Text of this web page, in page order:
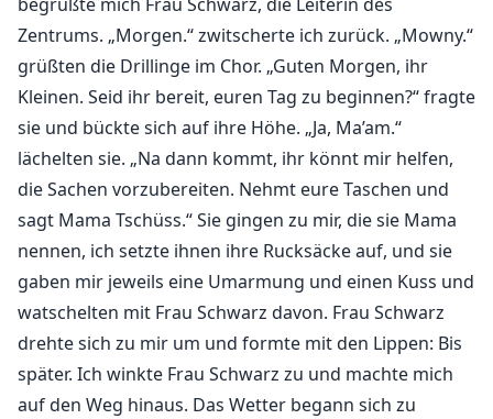
Zentrums. „Morgen.“ zwitscherte ich zurück. „Mowny.“
grüßten die Drillinge im Chor. „Guten Morgen, ihr
Kleinen. Seid ihr bereit, euren Tag zu beginnen?“ fragte
sie und bückte sich auf ihre Höhe. „Ja, Ma’am.“
lächelten sie. „Na dann kommt, ihr könnt mir helfen,
die Sachen vorzubereiten. Nehmt eure Taschen und
sagt Mama Tschüss.“ Sie gingen zu mir, die sie Mama
nennen, ich setzte ihnen ihre Rucksäcke auf, und sie
gaben mir jeweils eine Umarmung und einen Kuss und
watschelten mit Frau Schwarz davon. Frau Schwarz
drehte sich zu mir um und formte mit den Lippen: Bis
später. Ich winkte Frau Schwarz zu und machte mich
auf den Weg hinaus. Das Wetter begann sich zu